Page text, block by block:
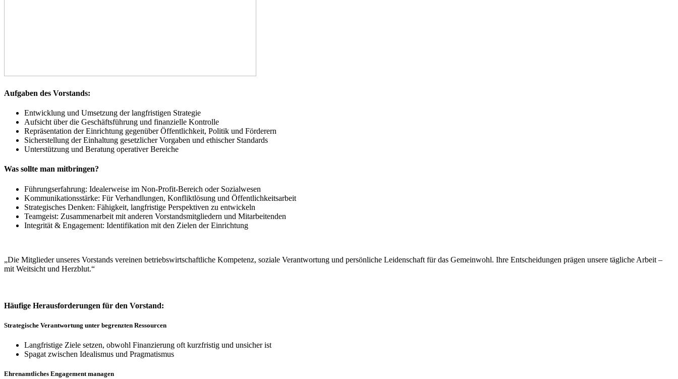
Aufgaben des Vorstands:
Entwicklung und Umsetzung der langfristigen Strategie
Aufsicht über die Geschäftsführung und finanzielle Kontrolle
Repräsentation der Einrichtung gegenüber Öffentlichkeit, Politik und Förderern
Sicherstellung der Einhaltung gesetzlicher Vorgaben und ethischer Standards
Unterstützung und Beratung operativer Bereiche
Was sollte man mitbringen?
Führungserfahrung: Idealerweise im Non-Profit-Bereich oder Sozialwesen
Kommunikationsstärke: Für Verhandlungen, Konfliktlösung und Öffentlichkeitsarbeit
Strategisches Denken: Fähigkeit, langfristige Perspektiven zu entwickeln
Teamgeist: Zusammenarbeit mit anderen Vorstandsmitgliedern und Mitarbeitenden
Integrität & Engagement: Identifikation mit den Zielen der Einrichtung
„Die Mitglieder unseres Vorstands vereinen betriebswirtschaftliche Kompetenz, soziale Verantwortung und persönliche Leidenschaft für das Gemeinwohl. Ihre Entscheidungen prägen unsere tägliche Arbeit –
mit Weitsicht und Herzblut.“
Häufige Herausforderungen für den Vorstand:
Strategische Verantwortung unter begrenzten Ressourcen
Langfristige Ziele setzen, obwohl Finanzierung oft kurzfristig und unsicher ist
Spagat zwischen Idealismus und Pragmatismus
Ehrenamtliches Engagement managen